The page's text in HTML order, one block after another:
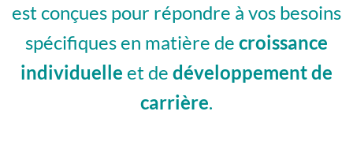
est conçues pour répondre à vos besoins
spécifiques en matière de croissance
individuelle et de développement de
carrière.